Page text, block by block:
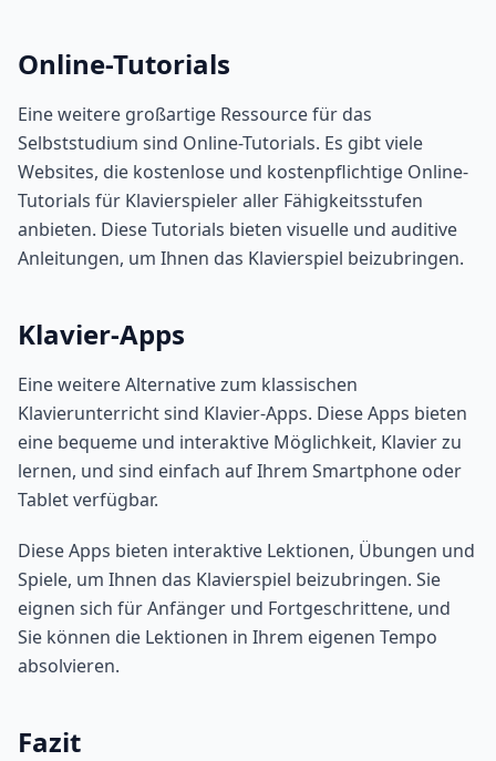
Online-Tutorials
Eine weitere großartige Ressource für das
Selbststudium sind Online-Tutorials. Es gibt viele
Websites, die kostenlose und kostenpflichtige Online-
Tutorials für Klavierspieler aller Fähigkeitsstufen
anbieten. Diese Tutorials bieten visuelle und auditive
Anleitungen, um Ihnen das Klavierspiel beizubringen.
Klavier-Apps
Eine weitere Alternative zum klassischen
Klavierunterricht sind Klavier-Apps. Diese Apps bieten
eine bequeme und interaktive Möglichkeit, Klavier zu
lernen, und sind einfach auf Ihrem Smartphone oder
Tablet verfügbar.
Diese Apps bieten interaktive Lektionen, Übungen und
Spiele, um Ihnen das Klavierspiel beizubringen. Sie
eignen sich für Anfänger und Fortgeschrittene, und
Sie können die Lektionen in Ihrem eigenen Tempo
absolvieren.
Fazit